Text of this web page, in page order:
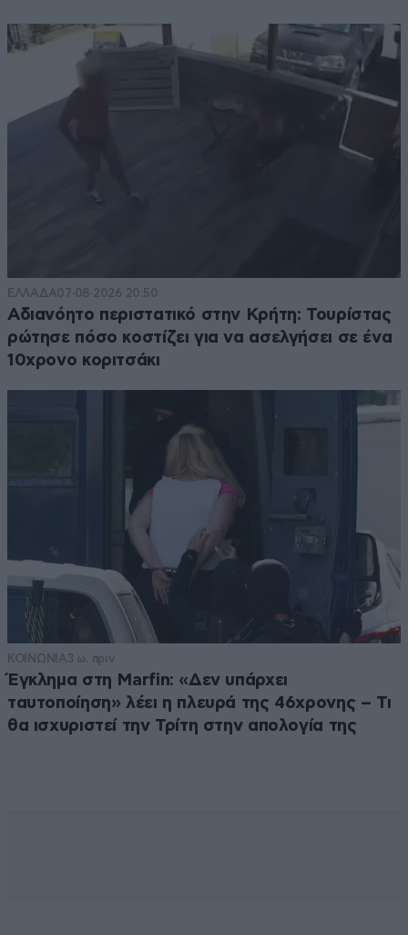
ΕΛΛΑΔΑ07·08·2026 20:50
Αδιανόητο περιστατικό στην Κρήτη: Τουρίστας
ρώτησε πόσο κοστίζει για να ασελγήσει σε ένα
10χρονο κοριτσάκι
ΚΟΙΝΩΝΙΑ3 ω. πριν
Έγκλημα στη Marfin: «Δεν υπάρχει
ταυτοποίηση» λέει η πλευρά της 46χρονης – Τι
θα ισχυριστεί την Τρίτη στην απολογία της